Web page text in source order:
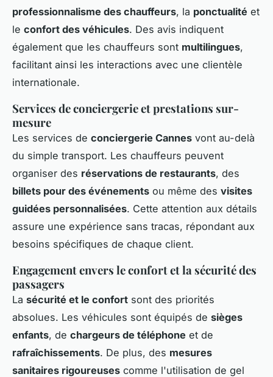
professionnalisme des chauffeurs, la ponctualité et
le confort des véhicules. Des avis indiquent
également que les chauffeurs sont multilingues,
facilitant ainsi les interactions avec une clientèle
internationale.
Services de conciergerie et prestations sur-
mesure
Les services de conciergerie Cannes vont au-delà
du simple transport. Les chauffeurs peuvent
organiser des réservations de restaurants, des
billets pour des événements ou même des visites
guidées personnalisées. Cette attention aux détails
assure une expérience sans tracas, répondant aux
besoins spécifiques de chaque client.
Engagement envers le confort et la sécurité des
passagers
La sécurité et le confort sont des priorités
absolues. Les véhicules sont équipés de sièges
enfants, de chargeurs de téléphone et de
rafraîchissements. De plus, des mesures
sanitaires rigoureuses comme l'utilisation de gel